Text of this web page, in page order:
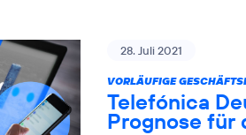
28. Juli 2021
VORLÄUFIGE
Telefónica
Prognose für